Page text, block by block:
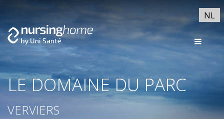
NL
LE DOMAINE DU PARC
VERVIERS